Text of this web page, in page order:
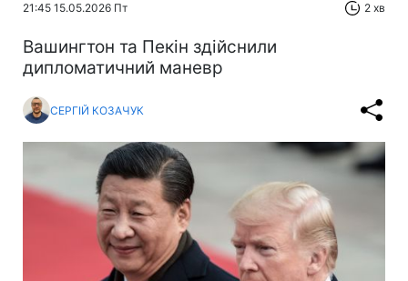
21:45 15.05.2026 Пт 2 хв
Вашингтон та Пекін здійснили
дипломатичний маневр
СЕРГІЙ КОЗАЧУК